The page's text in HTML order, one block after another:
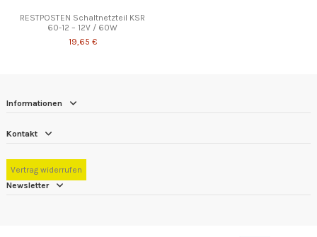
RESTPOSTEN Schaltnetzteil KSR
60-12 – 12V / 60W
19,65 €
Informationen
Kontakt
Vertrag widerrufen
Newsletter